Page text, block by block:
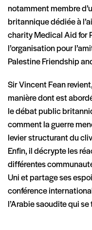
notamment membre
britannique dédiée à
charity Medical Aid for
l’organisation pour
Palestine Friendship
Sir Vincent Fean
manière dont est
le débat public
comment la guerre
levier structurant du
Enfin, il décrypte les
différentes
Uni et partage ses
conférence
l’Arabie saoudite qui